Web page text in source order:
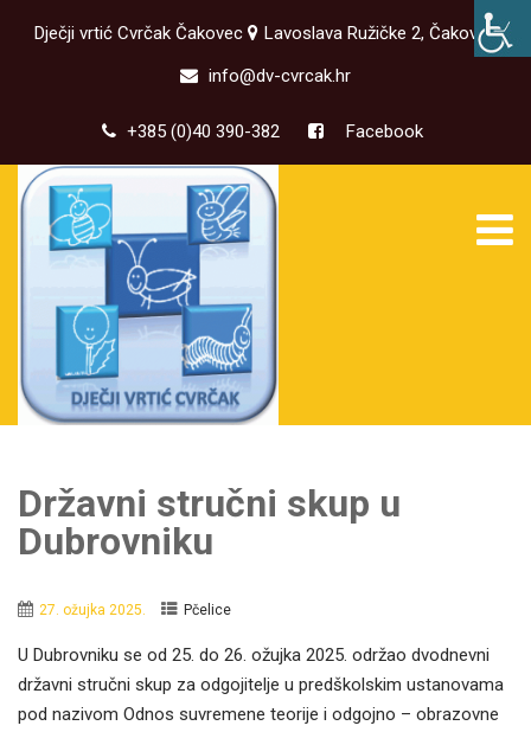
Dječji vrtić Cvrčak Čakovec
Lavoslava Ružičke 2, Čakovec
info@dv-cvrcak.hr
+385 (0)40 390-382 Facebook
Državni stručni skup u
Dubrovniku
27. ožujka 2025. Pčelice
U Dubrovniku se od 25. do 26. ožujka 2025. održao dvodnevni
državni stručni skup za odgojitelje u predškolskim ustanovama
pod nazivom Odnos suvremene teorije i odgojno – obrazovne